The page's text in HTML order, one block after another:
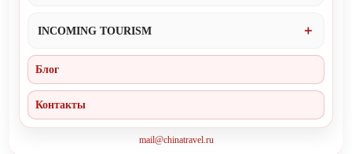
INCOMING TOURISM
Блог
Контакты
mail@chinatravel.ru